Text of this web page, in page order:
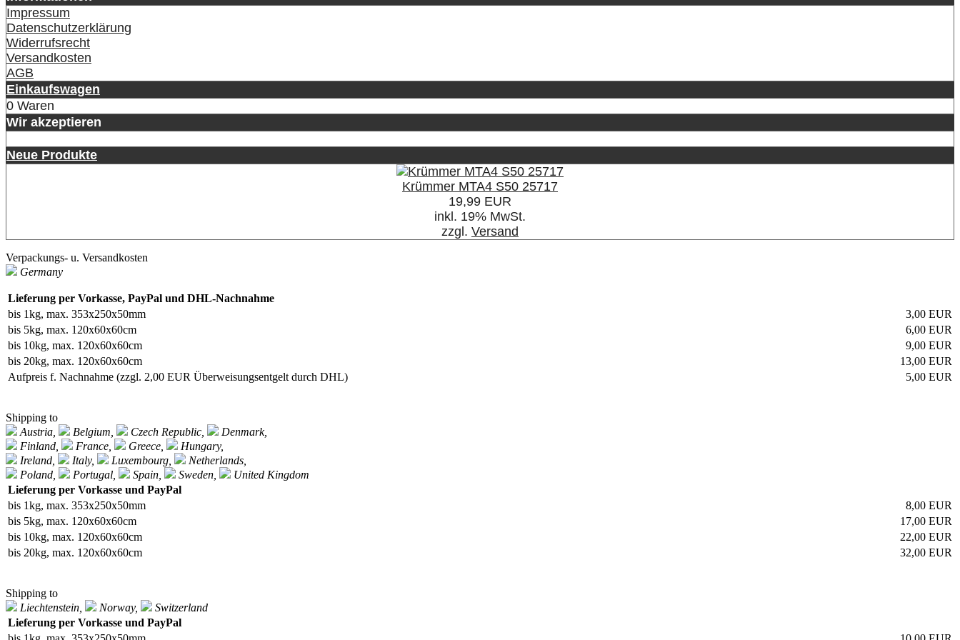
Impressum
Datenschutzerklärung
Widerrufsrecht
Versandkosten
AGB
Einkaufswagen
0 Waren
Wir akzeptieren
Neue Produkte
Krümmer MTA4 S50 25717
19,99 EUR
inkl. 19% MwSt.
zzgl. Versand
Verpackungs- u. Versandkosten
Germany
Lieferung per Vorkasse, PayPal und DHL-Nachnahme
bis 1kg, max. 353x250x50mm
3,00 EUR
bis 5kg, max. 120x60x60cm
6,00 EUR
bis 10kg, max. 120x60x60cm
9,00 EUR
bis 20kg, max. 120x60x60cm
13,00 EUR
Aufpreis f. Nachnahme (zzgl. 2,00 EUR Überweisungsentgelt durch DHL) 5,00 EUR
Shipping to
Austria,
Belgium, Czech Republic,
Denmark,
Finland,
France, Greece,
Hungary,
Ireland,
Italy, Luxembourg,
Netherlands,
Poland,
Portugal, Spain, Sweden,
United Kingdom
Lieferung per Vorkasse und PayPal
bis 1kg, max. 353x250x50mm
8,00 EUR
bis 5kg, max. 120x60x60cm
17,00 EUR
bis 10kg, max. 120x60x60cm
22,00 EUR
bis 20kg, max. 120x60x60cm
32,00 EUR
Shipping to
Liechtenstein,
Norway,
Switzerland
Lieferung per Vorkasse und PayPal